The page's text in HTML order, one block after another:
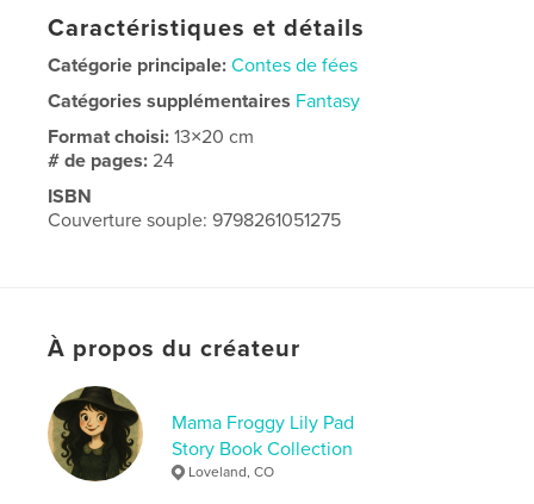
Caractéristiques et détails
Catégorie principale: Contes de fées
Catégories supplémentaires Fantasy
Format choisi:13×20 cm
# de pages:24
ISBN
Couverture souple: 9798261051275
À propos du créateur
Mama Froggy Lily Pad
Story Book Collection
Loveland, CO